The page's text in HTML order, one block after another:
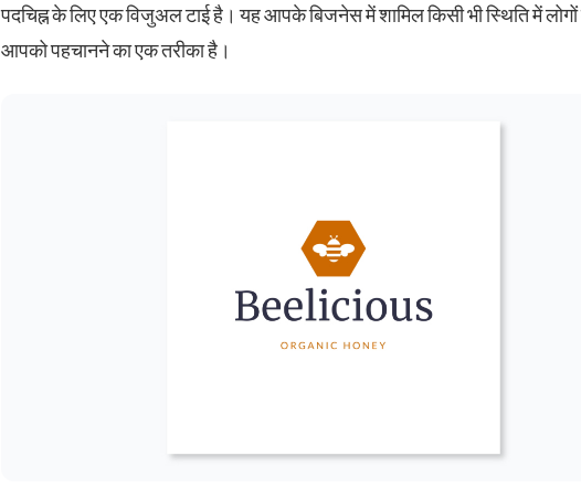
पदचिह्न के लिए एक विजुअल टाई है। यह आपके बिजनेस में शामिल किसी भी स्थिति में
आपको पहचानने का एक तरीका है।